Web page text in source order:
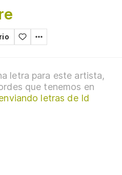
letra para este artista,
que tenemos en
letras de Id